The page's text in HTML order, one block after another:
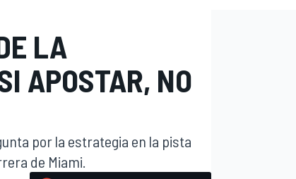
LA
APOSTAR, NO
por la estrategia en la pista
de Miami.